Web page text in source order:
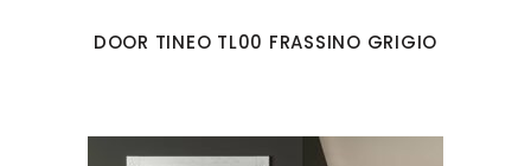
DOOR TINEO TL00 FRASSINO GRIGIO